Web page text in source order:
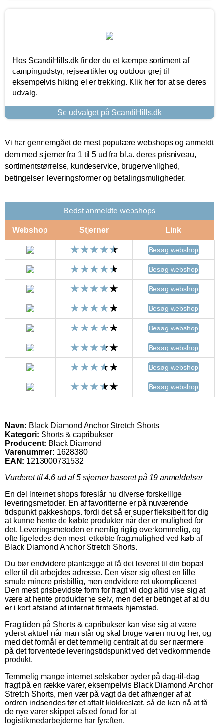
Hos ScandiHills.dk finder du et kæmpe sortiment af
campingudstyr, rejseartikler og outdoor grej til
eksempelvis hiking eller trekking. Klik her for at se deres
udvalg.
Se udvalget på ScandiHills.dk
Vi har gennemgået de mest populære webshops og anmeldt
dem med stjerner fra 1 til 5 ud fra bl.a. deres prisniveau,
sortimentstørrelse, kundeservice, brugervenlighed,
betingelser, leveringsformer og betalingsmuligheder.
Bedst anmeldte webshops
Webshop Stjerner Link
Besøg webshop
Besøg webshop
Besøg webshop
Besøg webshop
Besøg webshop
Besøg webshop
Besøg webshop
Besøg webshop
Navn: Black Diamond Anchor Stretch Shorts
Kategori: Shorts & capribukser
Producent: Black Diamond
Varenummer: 1628380
EAN: 1213000731532
Vurderet til 4.6 ud af 5 stjerner baseret på 19 anmeldelser
En del internet shops foreslår nu diverse forskellige
leveringsmetoder. En af favoritterne er på nuværende
tidspunkt pakkeshops, fordi det så er super fleksibelt for dig
at kunne hente de købte produkter når der er mulighed for
det. Leveringsmetoden er nemlig rigtig overkommelig, og
ofte ligeledes den mest letkøbte fragtmulighed ved køb af
Black Diamond Anchor Stretch Shorts.
Du bør endvidere planlægge at få det leveret til din bopæl
eller til dit arbejdes adresse. Den viser sig oftest en lille
smule mindre prisbillig, men endvidere ret ukompliceret.
Den mest prisbevidste form for fragt vil dog altid vise sig at
være at hente produkterne selv, men det er betinget af at du
er i kort afstand af internet firmaets hjemsted.
Fragttiden på Shorts & capribukser kan vise sig at være
yderst aktuel når man står og skal bruge varen nu og her, og
med det formål er det temmelig centralt at du ser nærmere
på det forventede leveringstidspunkt ved det vedkommende
produkt.
Temmelig mange internet selskaber byder på dag-til-dag
fragt på en række varer, eksempelvis Black Diamond Anchor
Stretch Shorts, men vær på vagt da det afhænger af at
ordren indsendes før et aftalt klokkeslæt, så de kan nå at få
de nye varer skippet afsted forud for at
logistikmedarbejderne har fyraften.